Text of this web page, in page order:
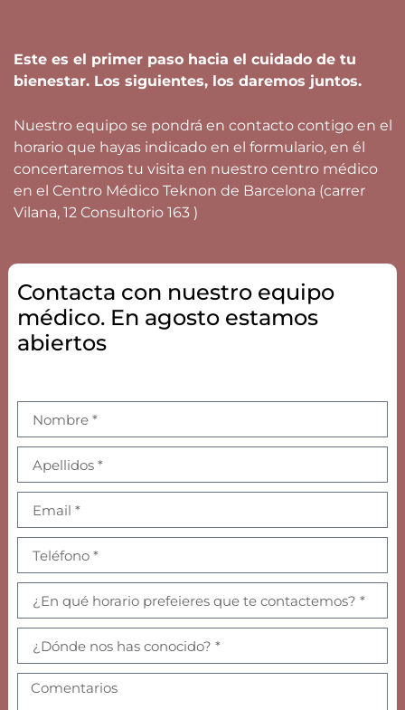
Este es el primer paso hacia el cuidado de tu
bienestar. Los siguientes, los daremos juntos.
Nuestro equipo se pondrá en contacto contigo en el
horario que hayas indicado en el formulario, en él
concertaremos tu visita en nuestro centro médico
en el Centro Médico Teknon de Barcelona (carrer
Vilana, 12 Consultorio 163 )
Contacta con nuestro equipo
médico. En agosto estamos
abiertos